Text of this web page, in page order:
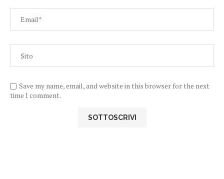
Save my name, email, and website in this browser for the next
time I comment.